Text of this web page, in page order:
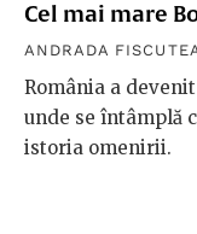
Cel mai mare
ANDRADA
România a
unde se întâmplă
istoria omenirii.